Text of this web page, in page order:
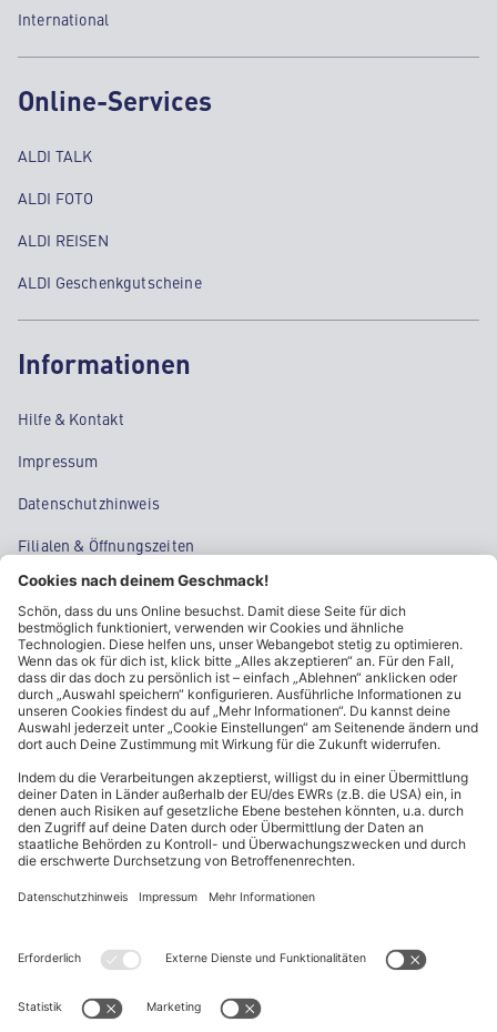
International
Online-Services
ALDI TALK
ALDI FOTO
ALDI REISEN
ALDI Geschenkgutscheine
Informationen
Hilfe & Kontakt
Impressum
Datenschutzhinweis
Filialen & Öffnungszeiten
Kontakt
Cookie-Einstellungen
Kundeninformationen
ALDI Nord folgen
* Wir bitten um Beachtung, dass diese Aktionsartikel im
begrenzter Anzahl zur Verfügung stehen. Sie können daher schon